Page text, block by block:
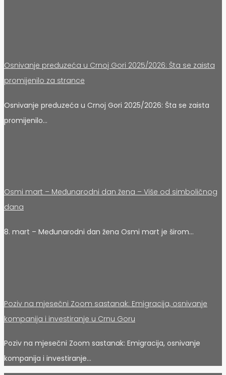
Osnivanje preduzeća u Crnoj Gori 2025/2026: Šta se zaista
promijenilo za strance
Osnivanje preduzeća u Crnoj Gori 2025/2026: Šta se zaista
promijenilo…
Osmi mart – Međunarodni dan žena – Više od simboličnog
dana
8. mart – Međunarodni dan žena Osmi mart je širom…
Poziv na mjesečni Zoom sastanak: Emigracija, osnivanje
kompanija i investiranje u Crnu Goru
Poziv na mjesečni Zoom sastanak: Emigracija, osnivanje
kompanija i investiranje…